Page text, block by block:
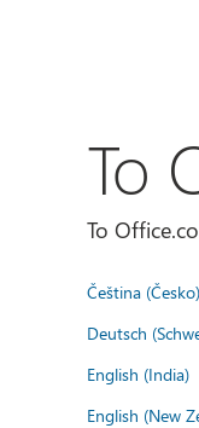
Το
Το
Čeština (Česko)
Deutsch
English (India)
English (New